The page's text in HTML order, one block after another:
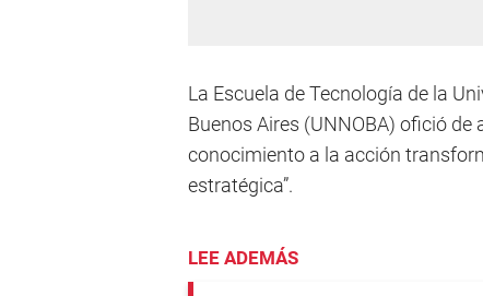
La Escuela de Tecnología de la
Buenos Aires (UNNOBA) ofició
conocimiento a la acción
estratégica”.
LEE ADEMÁS